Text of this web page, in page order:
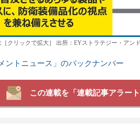
クリックで拡大］ 出所：EYストラテジー・アン
ントニュース」のバックナンバー
この連載を「連載記事アラー